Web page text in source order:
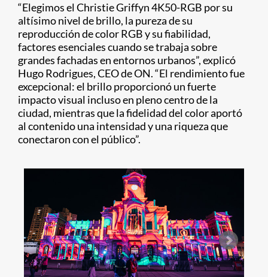
“Elegimos el Christie Griffyn 4K50-RGB por su
altísimo nivel de brillo, la pureza de su
reproducción de color RGB y su fiabilidad,
factores esenciales cuando se trabaja sobre
grandes fachadas en entornos urbanos”, explicó
Hugo Rodrigues, CEO de ON. “El rendimiento fue
excepcional: el brillo proporcionó un fuerte
impacto visual incluso en pleno centro de la
ciudad, mientras que la fidelidad del color aportó
al contenido una intensidad y una riqueza que
conectaron con el público”.